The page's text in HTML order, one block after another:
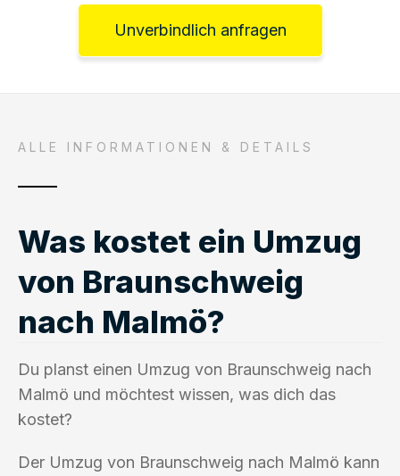
Unverbindlich anfragen
ALLE INFORMATIONEN & DETAILS
Was kostet ein Umzug
von Braunschweig
nach Malmö?
Du planst einen Umzug von Braunschweig nach
Malmö und möchtest wissen, was dich das
kostet?
Der Umzug von Braunschweig nach Malmö kann